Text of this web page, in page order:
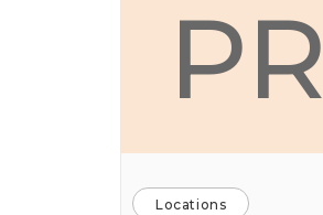
PR
Locations